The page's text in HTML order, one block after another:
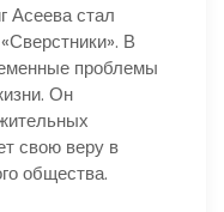
Асеева стал
В
проблемы
Он
свою веру в
общества.